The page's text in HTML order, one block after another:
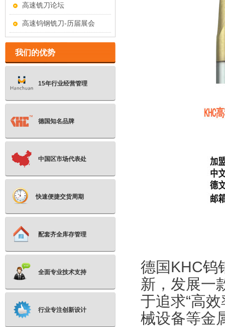
德国 KHC钨
新，发展一
于追求“高效
械设备等金
高速铣刀论坛
高速钨钢铣刀-历届展会
我们的优势
15年行业经营管理
德国知名品牌
中国区市场代表处
快速便捷交货周期
配套齐全库存管理
全面专业技术支持
行业专注创新设计